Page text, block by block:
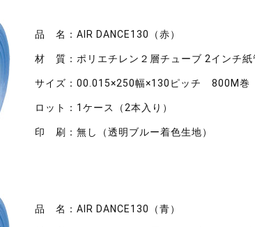
品 名：AIR DANCE130（赤）
材 質：ポリエチレン２層チューブ 2インチ紙
サイズ：00.015×250幅×130ピッチ 800M巻
ロット：1ケース（2本入り）
印 刷：無し（透明ブルー着色生地）
品 名：AIR DANCE130（青）